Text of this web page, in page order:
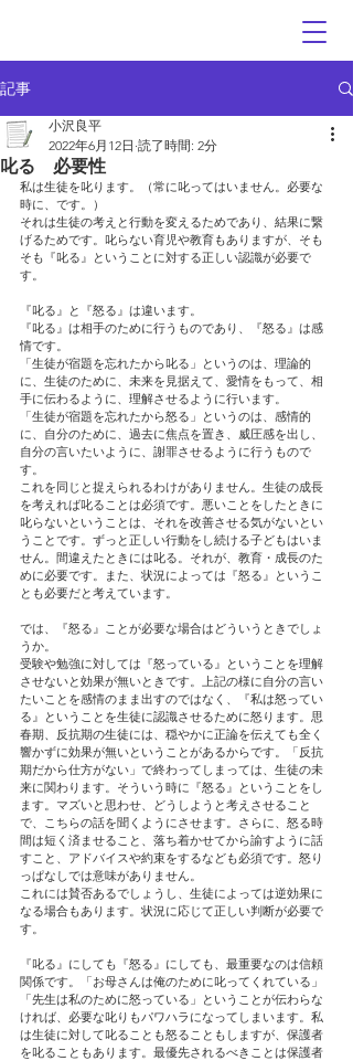
記事
叱る 必要性
小沢良平
2022年6月12日 読了時間: 2分
私は生徒を叱ります。（常に叱ってはいません。必要な
時に、です。）
それは生徒の考えと行動を変えるためであり、結果に繋
げるためです。叱らない育児や教育もありますが、そも
そも『叱る』ということに対する正しい認識が必要で
す。
『叱る』と『怒る』は違います。
『叱る』は相手のために行うものであり、『怒る』は感
情です。
「生徒が宿題を忘れたから叱る」というのは、理論的
に、生徒のために、未来を見据えて、愛情をもって、相
手に伝わるように、理解させるように行います。
「生徒が宿題を忘れたから怒る」というのは、感情的
に、自分のために、過去に焦点を置き、威圧感を出し、
自分の言いたいように、謝罪させるように行うもので
す。
これを同じと捉えられるわけがありません。生徒の成長
を考えれば叱ることは必須です。悪いことをしたときに
叱らないということは、それを改善させる気がないとい
うことです。ずっと正しい行動をし続ける子どもはいま
せん。間違えたときには叱る。それが、教育・成長のた
めに必要です。また、状況によっては『怒る』というこ
とも必要だと考えています。
では、『怒る』ことが必要な場合はどういうときでしょ
うか。
受験や勉強に対しては『怒っている』ということを理解
させないと効果が無いときです。上記の様に自分の言い
たいことを感情のまま出すのではなく、『私は怒ってい
る』ということを生徒に認識させるために怒ります。思
春期、反抗期の生徒には、穏やかに正論を伝えても全く
響かずに効果が無いということがあるからです。「反抗
期だから仕方がない」で終わってしまっては、生徒の未
来に関わります。そういう時に『怒る』ということをし
ます。マズいと思わせ、どうしようと考えさせること
で、こちらの話を聞くようにさせます。さらに、怒る時
間は短く済ませること、落ち着かせてから諭すように話
すこと、アドバイスや約束をするなども必須です。怒り
っぱなしでは意味がありません。
これには賛否あるでしょうし、生徒によっては逆効果に
なる場合もあります。状況に応じて正しい判断が必要で
す。
『叱る』にしても『怒る』にしても、最重要なのは信頼
関係です。「お母さんは俺のために叱ってくれている」
「先生は私のために怒っている」ということが伝わらな
ければ、必要な叱りもパワハラになってしまいます。私
は生徒に対して叱ることも怒ることもしますが、保護者
を叱ることもあります。最優先されるべきことは保護者